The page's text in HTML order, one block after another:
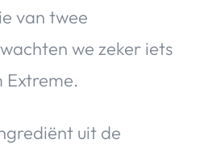
van twee
we zeker iets
Extreme.
uit de